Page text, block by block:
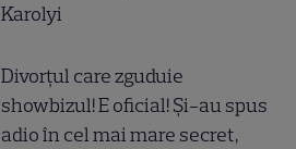
Karolyi
Divorțul care zguduie
showbizul! E oficial! Și-au spus
adio în cel mai mare secret,